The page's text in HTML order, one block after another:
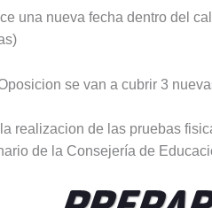
una nueva fecha dentro del
se van a cubrir 3
realizacion de las pruebas
de la Consejería de